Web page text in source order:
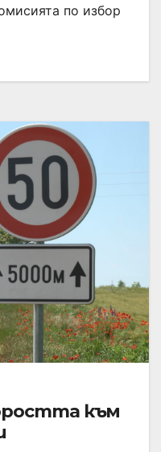
по избор
към